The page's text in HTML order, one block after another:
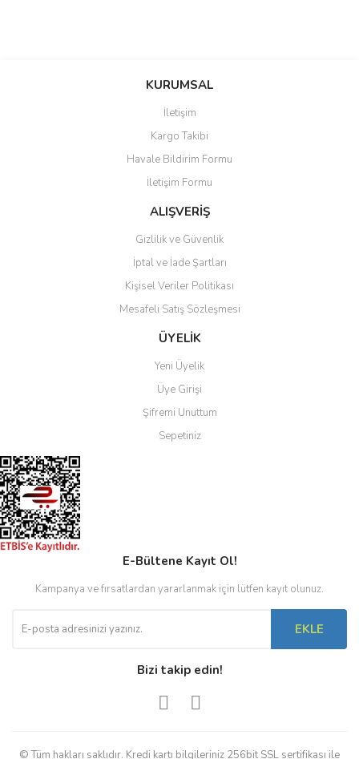
Bu ürüne ilk yorumu siz yapın!
Ürün resmi kalitesiz, bozuk veya görüntülenemiyor.
Ürün açıklamasında eksik bilgiler bulunuyor.
Ürün bilgilerinde hatalar bulunuyor.
Ürün fiyatı diğer sitelerden daha pahalı.
Gönder
KURUMSAL
İletişim
Kargo Takibi
Havale Bildirim Formu
İletişim Formu
ALIŞVERİŞ
Gizlilik ve Güvenlik
İptal ve İade Şartları
Kişisel Veriler Politikası
Mesafeli Satış Sözleşmesi
ÜYELİK
Yeni Üyelik
Üye Girişi
Şifremi Unuttum
Sepetiniz
E-Bültene Kayıt Ol!
Kampanya ve fırsatlardan yararlanmak için lütfen kayıt olunuz.
EKLE
Bizi takip edin!
© Tüm hakları saklıdır. Kredi kartı bilgileriniz 256bit SSL sertifikası ile